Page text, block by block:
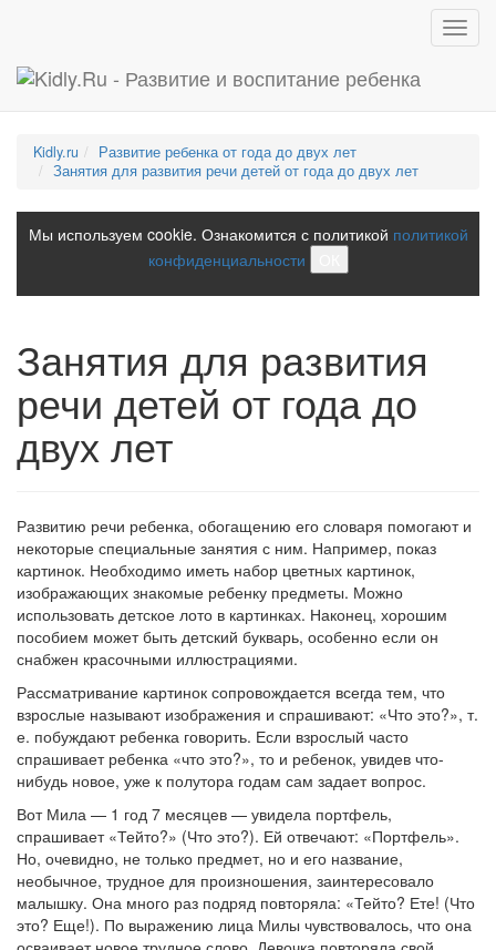
Kidly.ru
Развитие ребенка от года до двух лет
Занятия для развития речи детей от года до двух лет
Мы используем cookie. Ознакомится с политикой политикой
конфиденциальности
Занятия для развития
речи детей от года до
двух лет
Развитию речи ребенка, обогащению его словаря помогают и
некоторые специальные занятия с ним. Например, показ
картинок. Необходимо иметь набор цветных картинок,
изображающих знакомые ребенку предметы. Можно
использовать детское лото в картинках. Наконец, хорошим
пособием может быть детский букварь, особенно если он
снабжен красочными иллюстрациями.
Рассматривание картинок сопровождается всегда тем, что
взрослые называют изображения и спрашивают: «Что это?», т.
е. побуждают ребенка говорить. Если взрослый часто
спрашивает ребенка «что это?», то и ребенок, увидев что-
нибудь новое, уже к полутора годам сам задает вопрос.
Вот Мила — 1 год 7 месяцев — увидела портфель,
спрашивает «Тейто?» (Что это?). Ей отвечают: «Портфель».
Но, очевидно, не только предмет, но и его название,
необычное, трудное для произношения, заинтересовало
малышку. Она много раз подряд повторяла: «Тейто? Ете! (Что
это? Еще!). По выражению лица Милы чувствовалось, что она